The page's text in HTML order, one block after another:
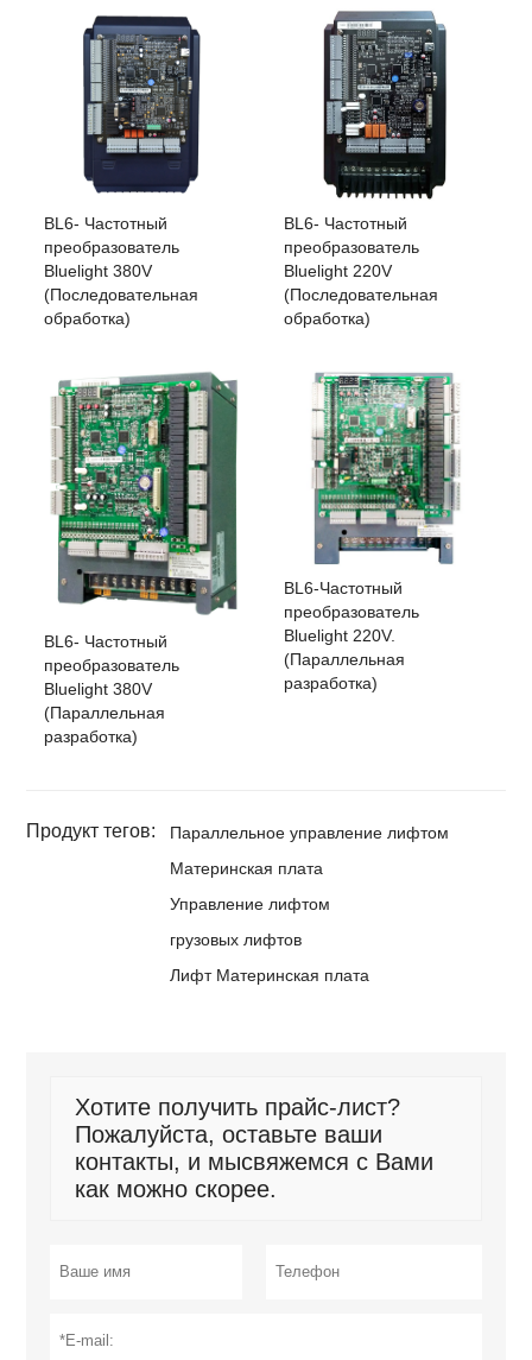
BL6- Частотный
преобразователь
Bluelight 380V
(Последовательная
обработка)
BL6- Частотный
преобразователь
Bluelight 220V
(Последовательная
обработка)
BL6- Частотный
преобразователь
Bluelight 380V
(Параллельная
разработка)
BL6-Частотный
преобразователь
Bluelight 220V.
(Параллельная
разработка)
Продукт тегов:
Параллельное управление лифтом
Материнская плата
Управление лифтом
грузовых лифтов
Лифт Материнская плата
Хотите получить прайс-лист?
Пожалуйста, оставьте ваши
контакты, и мысвяжемся с Вами
как можно скорее.